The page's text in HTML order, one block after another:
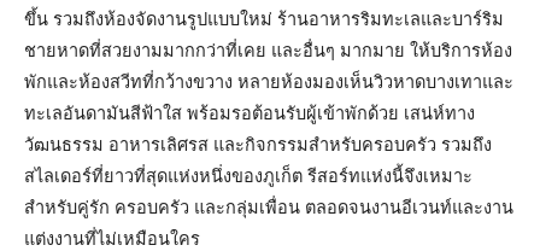
ขึ้น รวมถึงห้องจัดงานรูปแบบใหม่ ร้านอาหารริมทะเลและบาร์ริม
ชายหาดที่สวยงามมากกว่าที่เคย และอื่นๆ มากมาย ให้บริการห้อง
พักและห้องสวีทที่กว้างขวาง หลายห้องมองเห็นวิวหาดบางเทาและ
ทะเลอันดามันสีฟ้าใส พร้อมรอต้อนรับผู้เข้าพักด้วย เสน่ห์ทาง
วัฒนธรรม อาหารเลิศรส และกิจกรรมสำหรับครอบครัว รวมถึง
สไลเดอร์ที่ยาวที่สุดแห่งหนึ่งของภูเก็ต รีสอร์ทแห่งนี้จึงเหมาะ
สำหรับคู่รัก ครอบครัว และกลุ่มเพื่อน ตลอดจนงานอีเวนท์และงาน
แต่งงานที่ไม่เหมือนใคร